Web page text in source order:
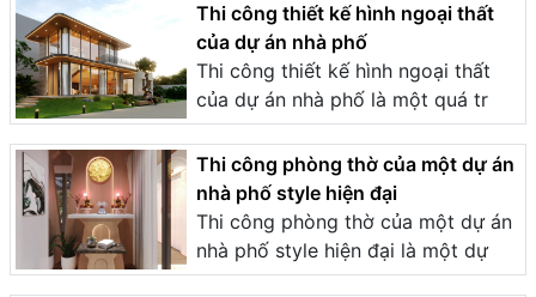
Thi công thiết kế hình ngoại thất
của dự án nhà phố
Thi công thiết kế hình ngoại thất
của dự án nhà phố là một quá tr
Thi công phòng thờ của một dự án
nhà phố style hiện đại
Thi công phòng thờ của một dự án
nhà phố style hiện đại là một dự